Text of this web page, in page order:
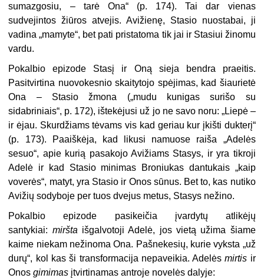
sumazgosiu, – tarė Ona“ (p. 174). Tai dar vienas
sudvejintos žiūros atvejis. Avižienę, Stasio nuostabai, ji
vadina „mamyte“, bet pati pristatoma tik jai ir Stasiui žinomu
vardu.
Pokalbio epizode Stasį ir Oną sieja bendra praeitis.
Pasitvirtina nuovokesnio skaitytojo spėjimas, kad šiaurietė
Ona – Stasio žmona („mudu kunigas surišo su
sidabriniais“, p. 172), ištekėjusi už jo ne savo noru: „Liepė –
ir ėjau. Skurdžiams tėvams vis kad geriau kur įkišti dukterį“
(p. 173). Paaiškėja, kad likusi namuose raiša „Adelės
sesuo“, apie kurią pasakojo Avižiams Stasys, ir yra tikroji
Adelė ir kad Stasio minimas Broniukas dantukais „kaip
voverės“, matyt, yra Stasio ir Onos sūnus. Bet to, kas nutiko
Avižių sodyboje per tuos dvejus metus, Stasys nežino.
Pokalbio epizode pasikeičia įvardytų atlikėjų
santykiai: miršta išgalvotoji Adelė, jos vietą užima šiame
kaime niekam nežinoma Ona. Pašnekesių, kurie vyksta „už
durų“, kol kas ši transformacija nepaveikia. Adelėsmirtis ir
Onosgimimas įtvirtinamas antroje novelės dalyje: